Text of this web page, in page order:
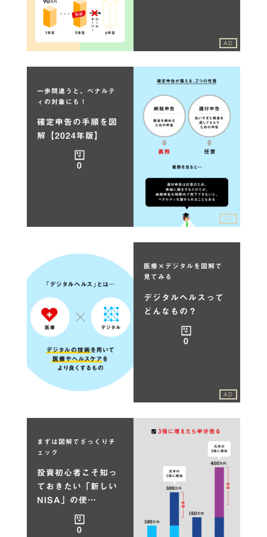
AD
一歩間違うと、ペナルテ
ィの対象にも！
確定申告の手順を図
解【2024年版】
0
AD
医療×デジタルを図解で
見てみる
デジタルヘルスって
どんなもの？
0
AD
まずは図解でざっくりチ
ェック
投資初心者こそ知っ
ておきたい「新しい
NISA」の使…
0